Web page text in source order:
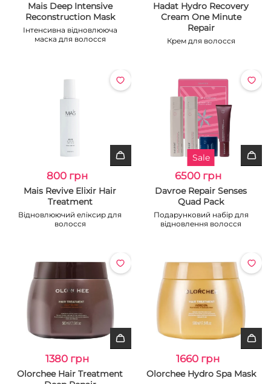
Mais Deep Intensive
Reconstruction Mask
Інтенсивна відновлююча
маска для волосся
Hadat Hydro Recovery
Cream One Minute
Repair
Крем для волосся
800 грн
Mais Revive Elixir Hair
Treatment
Відновлюючий еліксир для
волосся
Sale
6500 грн
Davroe Repair Senses
Quad Pack
Подарунковий набір для
відновлення волосся
1380 грн
Olorchee Hair Treatment
1660 грн
Olorchee Hydro Spa Mask